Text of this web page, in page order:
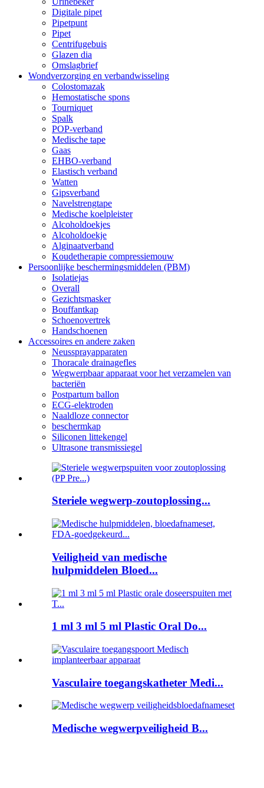
Digitale pipet
Pipetpunt
Pipet
Centrifugebuis
Glazen dia
Omslagbrief
Wondverzorging en verbandwisseling
Colostomazak
Hemostatische spons
Tourniquet
Spalk
POP-verband
Medische tape
Gaas
EHBO-verband
Elastisch verband
Watten
Gipsverband
Navelstrengtape
Medische koelpleister
Alcoholdoekjes
Alcoholdoekje
Alginaatverband
Koudetherapie compressiemouw
Persoonlijke beschermingsmiddelen (PBM)
Isolatiejas
Overall
Gezichtsmasker
Bouffantkap
Schoenovertrek
Handschoenen
Accessoires en andere zaken
Neussprayapparaten
Thoracale drainagefles
Wegwerpbaar apparaat voor het verzamelen van
bacteriën
Postpartum ballon
ECG-elektroden
Naaldloze connector
beschermkap
Siliconen littekengel
Ultrasone transmissiegel
Steriele wegwerp-zoutoplossing...
Veiligheid van medische
hulpmiddelen Bloed...
1 ml 3 ml 5 ml Plastic Oral Do...
Vasculaire toegangskatheter Medi...
Medische wegwerpveiligheid B...